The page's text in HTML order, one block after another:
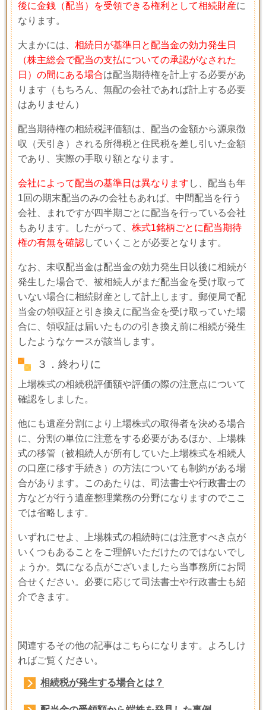
後に金銭（配当）を受領できる権利として相続財産に
なります。
大まかには、 相続日が基準日と配当金の効力発生日
（株主総会で配当の支払についての承認がなされた
日）の間にある場合は配当期待権を計上する必要があ
ります（もちろん、無配の会社であれば計上する必要
はありません）
配当期待権の相続税評価額は、配当の金額から源泉徴
収（天引き）される所得税と住民税を差し引いた金額
であり、実際の手取り額となります。
会社によって配当の基準日は異なります し、配当も年
1回の期末配当のみの会社もあれば、中間配当を行う
会社、まれですが四半期ごとに配当を行っている会社
もあります。したがって、 株式1銘柄ごとに配当期待
権の有無を確認していくことが必要となります。
なお、未収配当金は配当金の効力発生日以後に相続が
発生した場合で、被相続人がまだ配当金を受け取って
いない場合に相続財産として計上します。郵便局で配
当金の領収証と引き換えに配当金を受け取っていた場
合に、領収証は届いたものの引き換え前に相続が発生
したようなケースが該当します。
３．終わりに
上場株式の相続税評価額や評価の際の注意点について
確認をしました。
他にも遺産分割により上場株式の取得者を決める場合
に、分割の単位に注意をする必要があるほか、上場株
式の移管（被相続人が所有していた上場株式を相続人
の口座に移す手続き）の方法についても制約がある場
合があります。このあたりは、司法書士や行政書士の
方などが行う遺産整理業務の分野になりますのでここ
では省略します。
いずれにせよ、上場株式の相続時には注意すべき点が
いくつもあることをご理解いただけたのではないでし
ょうか。気になる点がございましたら当事務所にお問
合せください。必要に応じて司法書士や行政書士も紹
介できます。
関連するその他の記事はこちらになります。よろしけ
ればご覧ください。
相続税が発生する場合とは？